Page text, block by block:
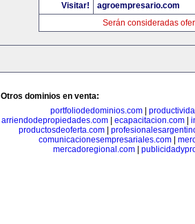
Visitar!
agroempresario.com
Serán consideradas
Otros dominios en venta:
portfoliodedominios.com
arriendodepropiedades.com| ecapacitacion.com|
productosdeoferta.com|
comunicacionesempresariales.com
mercadoregional.com